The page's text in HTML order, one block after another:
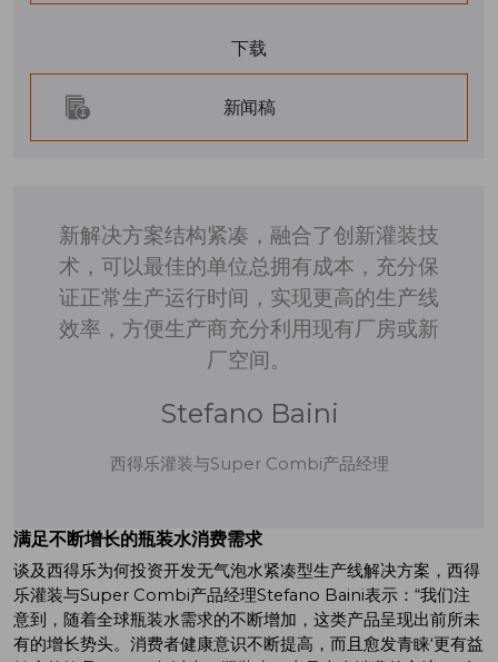
下载
新闻稿
新解决方案结构紧凑，融合了创新灌装技
术，可以最佳的单位总拥有成本，充分保
证正常生产运行时间，实现更高的生产线
效率，方便生产商充分利用现有厂房或新
厂空间。
Stefano Baini
西得乐灌装与Super Combi产品经理
满足不断增长的瓶装水消费需求
谈及西得乐为何投资开发无气泡水紧凑型生产线解决方案，西得
乐灌装与Super Combi产品经理Stefano Baini表示：“我们注
意到，随着全球瓶装水需求的不断增加，这类产品呈现出前所未
有的增长势头。消费者健康意识不断提高，而且愈发青睐‘更有益